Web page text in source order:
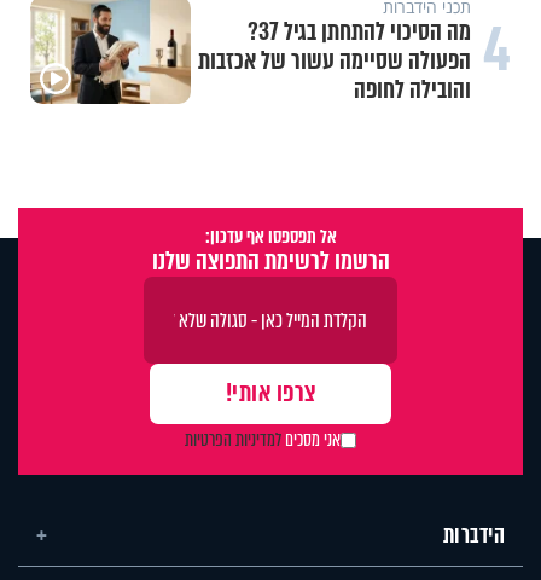
4 תכני הידברות
מה הסיכוי להתחתן בגיל 37?
הפעולה שסיימה עשור של אכזבות
והובילה לחופה
אל תפספסו אף עדכון:
הרשמו לרשימת התפוצה שלנו
אני מסכיםלמדיניות הפרטיות
הידברות